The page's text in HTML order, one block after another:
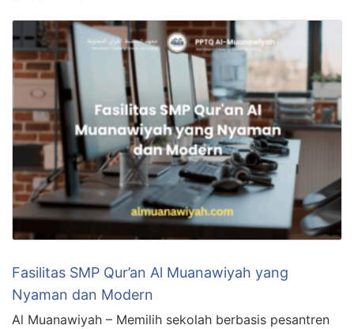
Fasilitas SMP Qur’an Al Muanawiyah yang
Nyaman dan Modern
Al Muanawiyah – Memilih sekolah berbasis pesantren